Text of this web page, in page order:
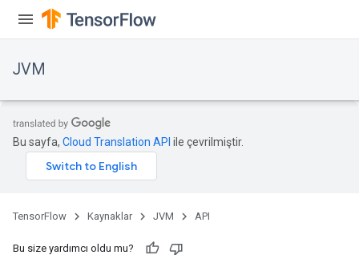
JVM
Bu sayfa, Cloud Translation API ile çevrilmiştir.
TensorFlow Kaynaklar JVM API
Bu size yardımcı oldu mu?